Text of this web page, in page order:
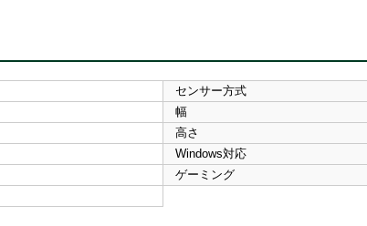
センサー方式
幅
高さ
Windows対応
ゲーミング